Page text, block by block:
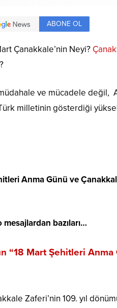
ABONE OL
Çanakkale’nin Neyi?
ve mücadele değil,
Türk milletinin gösterdiği
Anma Günü ve
bazıları…
“18 Mart Şehitleri
Zaferi’nin 109. yıl